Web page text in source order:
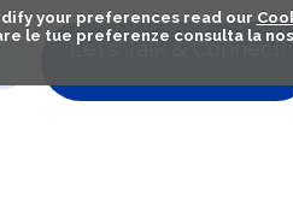
your preferences read our
le tue preferenze consulta la
Let's Talk & Connect!